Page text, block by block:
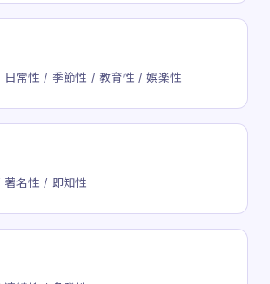
日常性 / 季節性 / 教育性 / 娯楽性
名性 / 即知性